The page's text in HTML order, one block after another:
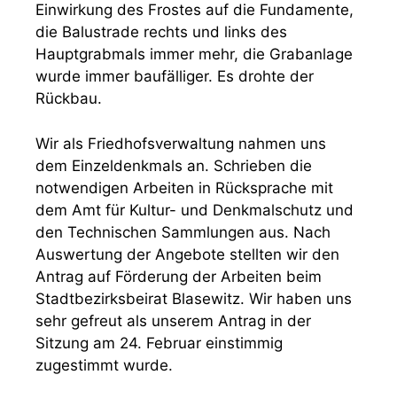
Einwirkung des Frostes auf die Fundamente,
die Balustrade rechts und links des
Hauptgrabmals immer mehr, die Grabanlage
wurde immer baufälliger. Es drohte der
Rückbau.
Wir als Friedhofsverwaltung nahmen uns
dem Einzeldenkmals an. Schrieben die
notwendigen Arbeiten in Rücksprache mit
dem Amt für Kultur- und Denkmalschutz und
den Technischen Sammlungen aus. Nach
Auswertung der Angebote stellten wir den
Antrag auf Förderung der Arbeiten beim
Stadtbezirksbeirat Blasewitz. Wir haben uns
sehr gefreut als unserem Antrag in der
Sitzung am 24. Februar einstimmig
zugestimmt wurde.